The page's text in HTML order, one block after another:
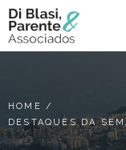
HOME /
DESTAQUES DA